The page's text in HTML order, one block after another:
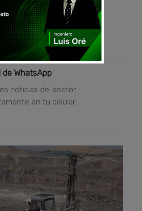
año
WhatsApp
noticias del sector
en tu celular.